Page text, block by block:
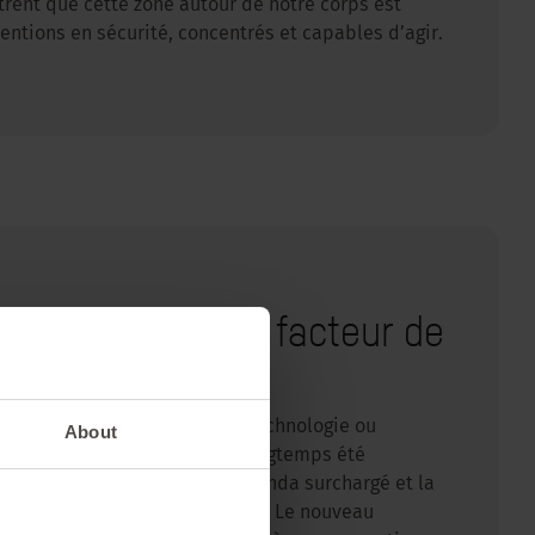
About
que cette zone autour de notre corps est
en sécurité, concentrés et capables d’agir.
Les pauses, un facteur de
seulement en termes de technologie ou
essence même. Ce qui a longtemps été
– le bureau encombré, l’agenda surchargé et la
en plus remis en question. Le nouveau